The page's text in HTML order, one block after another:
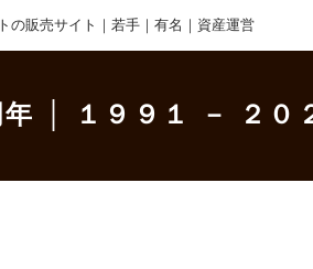
の販売サイト｜若手｜有名｜資産運営
│ １９９１ － ２０